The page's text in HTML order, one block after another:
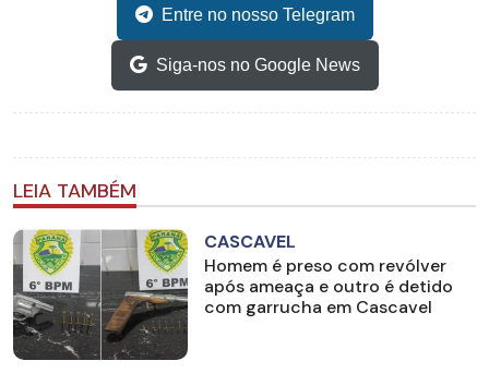
Entre no nosso Telegram
Siga-nos no Google News
LEIA TAMBÉM
CASCAVEL
Homem é preso com revólver
após ameaça e outro é detido
com garrucha em Cascavel